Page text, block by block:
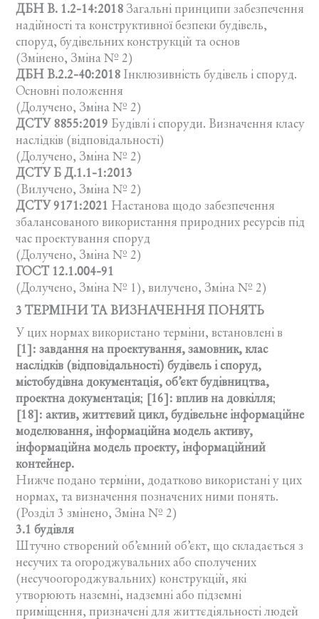
ДБН В. 1.2-14:2018 Загальні принципи забезпечення
надійності та конструктивної безпеки будівель,
споруд, будівельних конструкцій та основ
(Змінено, Зміна № 2)
ДБН В.2.2-40:2018 Інклюзивність будівель і споруд.
Основні положення
(Долучено, Зміна № 2)
ДСТУ 8855:2019 Будівлі і споруди. Визначення класу
наслідків (відповідальності)
(Долучено, Зміна № 2)
ДСТУ Б Д.1.1-1:2013
(Вилучено, Зміна № 2)
ДСТУ 9171:2021 Настанова щодо забезпечення
збалансованого використання природних ресурсів під
час проектування споруд
(Долучено, Зміна № 2)
ГОСТ 12.1.004-91
(Долучено, Зміна № 1), вилучено, Зміна № 2)
3 ТЕРМІНИ ТА ВИЗНАЧЕННЯ ПОНЯТЬ
У цих нормах використано терміни, встановлені в
[1]: завдання на проектування, замовник, клас
наслідків (відповідальності) будівель і споруд,
містобудівна документація, об’єкт будівництва,
проектна документація; [16]: вплив на довкілля;
[18]: актив, життєвий цикл, будівельне інформаційне
моделювання, інформаційна модель активу,
інформаційна модель проекту, інформаційний
контейнер.
Нижче подано терміни, додатково використані у цих
нормах, та визначення позначених ними понять.
(Розділ 3 змінено, Зміна № 2)
3.1 будівля
Штучно створений об’ємний об’єкт, що складається з
несучих та огороджувальних або сполучених
(несучоогороджувальних) конструкцій, які
утворюють наземні, надземні або підземні
приміщення, призначені для життєдіяльності людей